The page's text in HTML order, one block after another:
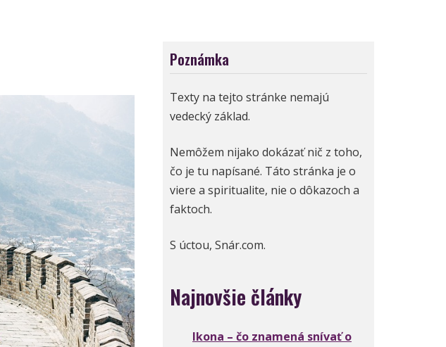
Poznámka
Texty na tejto stránke nemajú
vedecký základ.
Nemôžem nijako dokázať nič z toho,
čo je tu napísané. Táto stránka je o
viere a spiritualite, nie o dôkazoch a
faktoch.
S úctou, Snár.com.
Najnovšie články
Ikona – čo znamená snívať o